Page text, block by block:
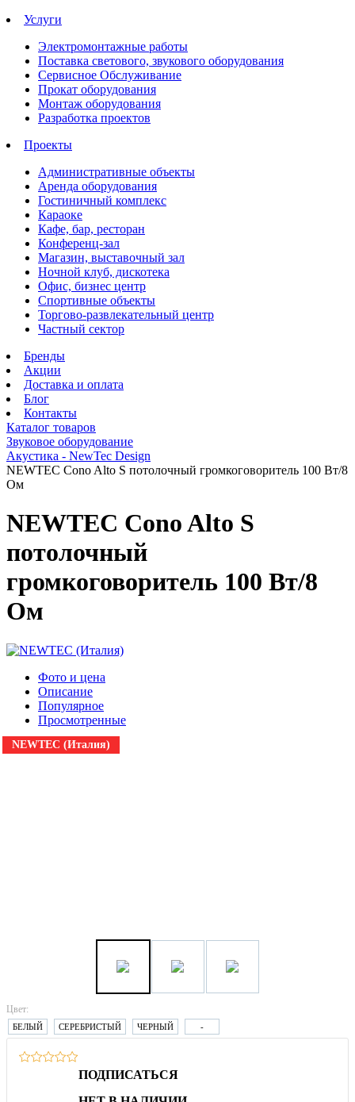
Услуги
Электромонтажные работы
Поставка светового, звукового оборудования
Сервисное Обслуживание
Прокат оборудования
Монтаж оборудования
Разработка проектов
Проекты
Административные объекты
Аренда оборудования
Гостиничный комплекс
Караоке
Кафе, бар, ресторан
Конференц-зал
Магазин, выставочный зал
Ночной клуб, дискотека
Офис, бизнес центр
Спортивные объекты
Торгово-развлекательный центр
Частный сектор
Бренды
Акции
Доставка и оплата
Блог
Контакты
Каталог товаров
Звуковое оборудование
Акустика - NewTec Design
NEWTEC Cono Alto S потолочный громкоговоритель 100 Вт/8
Ом
NEWTEC Cono Alto S
потолочный
громкоговоритель 100 Вт/8
Ом
Фото и цена
Описание
Популярное
Просмотренные
NEWTEC (Италия)
Цвет:
БЕЛЫЙ СЕРЕБРИСТЫЙ ЧЕРНЫЙ -
ПОДПИСАТЬСЯ